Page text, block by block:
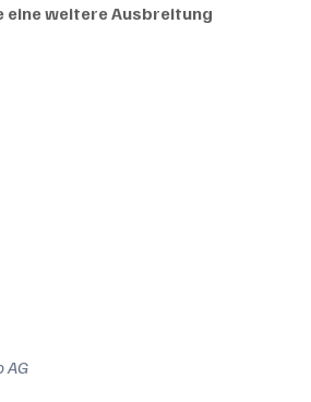
eine weitere Ausbreitung
AG